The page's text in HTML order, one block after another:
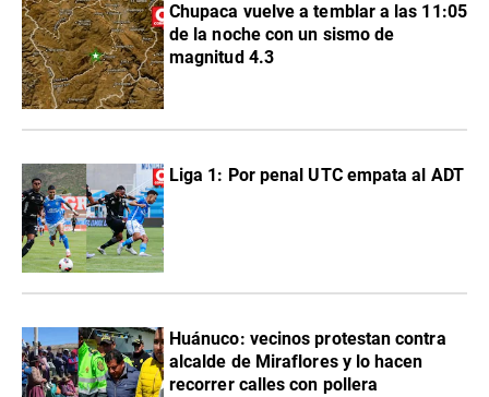
Chupaca vuelve a temblar a las 11:05
de la noche con un sismo de
magnitud 4.3
Liga 1: Por penal UTC empata al ADT
Huánuco: vecinos protestan contra
alcalde de Miraflores y lo hacen
recorrer calles con pollera